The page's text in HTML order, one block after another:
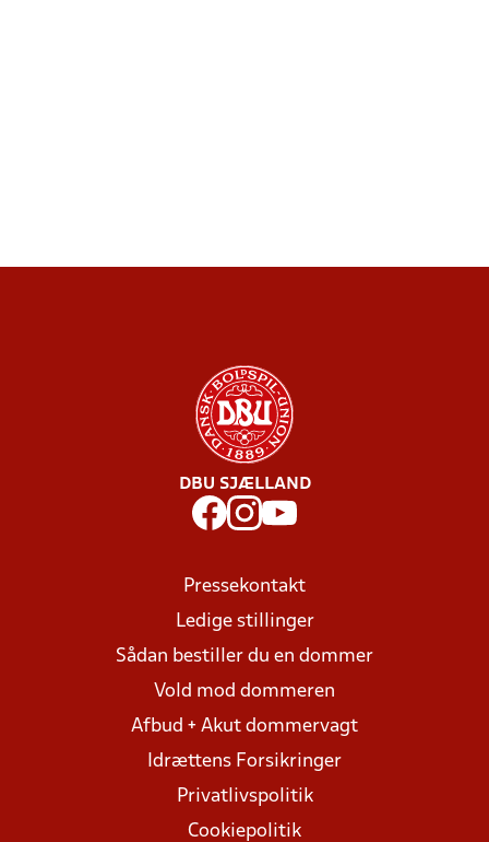
DBU SJÆLLAND
Pressekontakt
Ledige stillinger
Sådan bestiller du en dommer
Vold mod dommeren
Afbud + Akut dommervagt
Idrættens Forsikringer
Privatlivspolitik
Cookiepolitik